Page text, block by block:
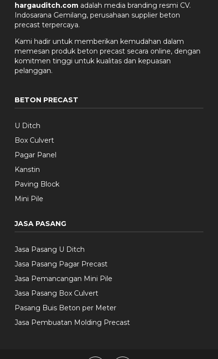
hargauditch.com adalah media branding resmi CV.
Indosarana Gemilang, perusahaan supplier beton
precast terpercaya.
Kami hadir untuk memberikan kemudahan dalam
memesan produk beton precast secara online, dengan
komitmen tinggi untuk kualitas dan kepuasan
pelanggan.
BETON PRECAST
U Ditch
Box Culvert
Pagar Panel
Kanstin
Paving Block
Mini Pile
JASA PASANG
Jasa Pasang U Ditch
Jasa Pasang Pagar Precast
Jasa Pemancangan Mini Pile
Jasa Pasang Box Culvert
Pasang Buis Beton per Meter
Jasa Pembuatan Molding Precast